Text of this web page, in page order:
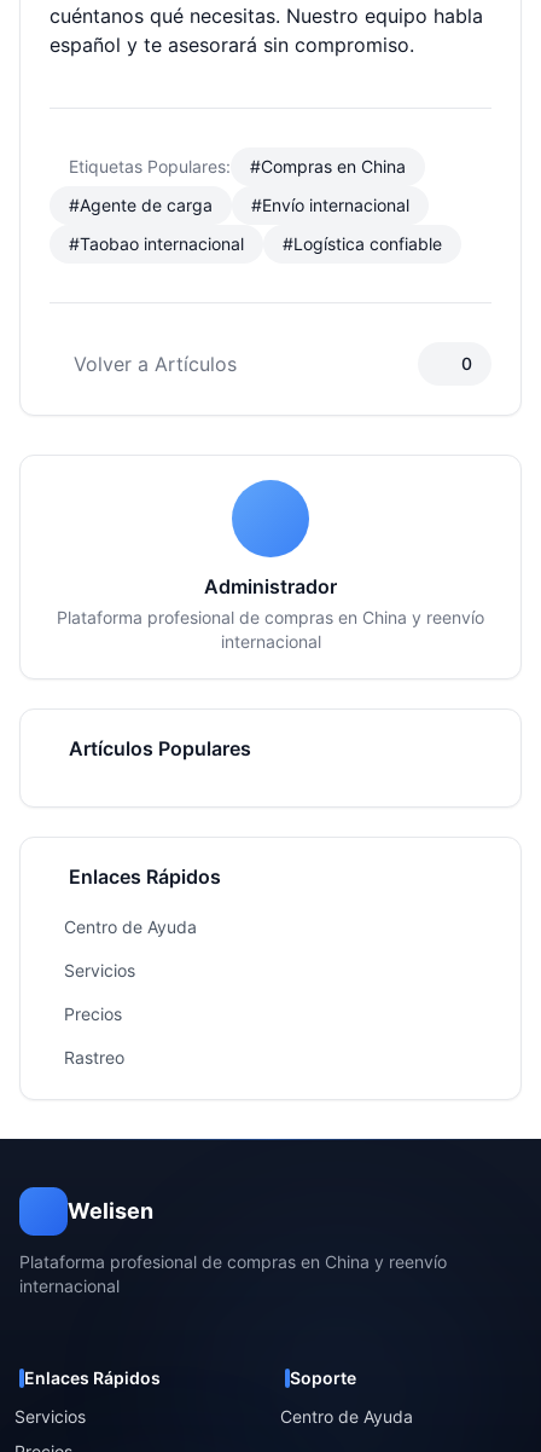
cuéntanos qué necesitas. Nuestro equipo habla
español y te asesorará sin compromiso.
Etiquetas Populares:
#Compras en China
#Agente de carga
#Envío internacional
#Taobao internacional
#Logística confiable
Volver a Artículos 0
Administrador
Plataforma profesional de compras en China y reenvío
internacional
Artículos Populares
Enlaces Rápidos
Centro de Ayuda
Servicios
Precios
Rastreo
Welisen
Plataforma profesional de compras en China y reenvío
internacional
Enlaces Rápidos
Servicios
Soporte
Centro de Ayuda